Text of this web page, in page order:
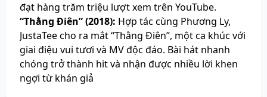
đạt hàng trăm triệu lượt xem trên YouTube.
“Thằng Điên” (2018): Hợp tác cùng Phương Ly,
JustaTee cho ra mắt “Thằng Điên”, một ca khúc với
giai điệu vui tươi và MV độc đáo. Bài hát nhanh
chóng trở thành hit và nhận được nhiều lời khen
ngợi từ khán giả